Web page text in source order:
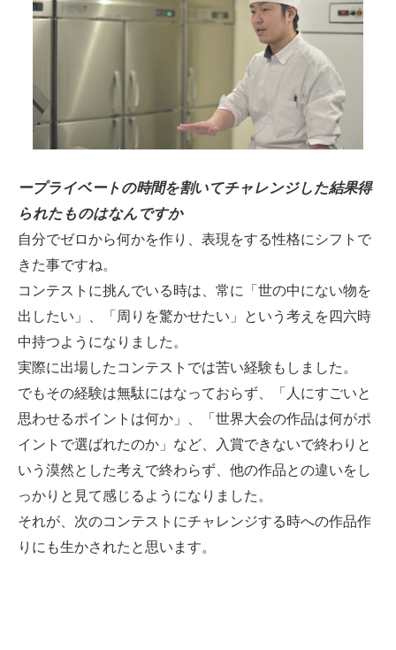
ープライベートの時間を割いてチャレンジした結果得
られたものはなんですか
自分でゼロから何かを作り、表現をする性格にシフトで
きた事ですね。
コンテストに挑んでいる時は、常に「世の中にない物を
出したい」、「周りを驚かせたい」という考えを四六時
中持つようになりました。
実際に出場したコンテストでは苦い経験もしました。
でもその経験は無駄にはなっておらず、「人にすごいと
思わせるポイントは何か」、「世界大会の作品は何がポ
イントで選ばれたのか」など、入賞できないで終わりと
いう漠然とした考えで終わらず、他の作品との違いをし
っかりと見て感じるようになりました。
それが、次のコンテストにチャレンジする時への作品作
りにも生かされたと思います。